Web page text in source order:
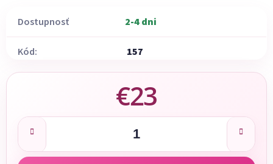
Dostupnosť 2-4 dni
Kód: 157
€23
Jednotková cena: